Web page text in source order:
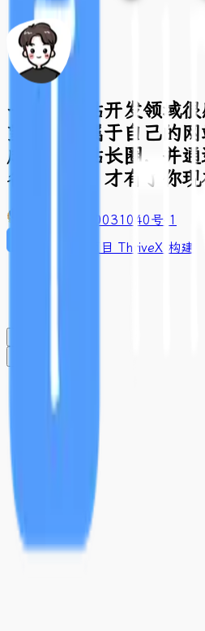
一直对网站开发领域
望有一个属于自己的
成功进入站长圈，并
各种折腾，才有了你
豫ICP备2020031040号-1
基于开源项目 ThriveX 构建